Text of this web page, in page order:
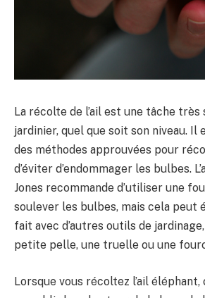
La récolte de l’ail est une tâche
jardinier, quel que soit son niveau. Il
des méthodes approuvées pour
d’éviter d’endommager les bulbes.
Jones recommande d’utiliser une
soulever les bulbes, mais cela peut
fait avec d’autres outils de
petite pelle, une truelle ou une
Lorsque vous récoltez l’ail